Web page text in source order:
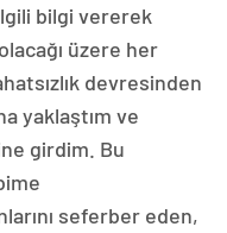
bilgi vererek
üzere her
devresinden
yaklaştım ve
girdim. Bu
seferber eden,